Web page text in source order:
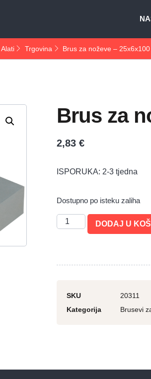
Trgovina Brus za noževe –
Brus za
2,83 €
ISPORUKA: 2-3 tjedna
Dostupno po isteku zaliha
DODAJ U
SKU
20311
Kategorija
Brusevi